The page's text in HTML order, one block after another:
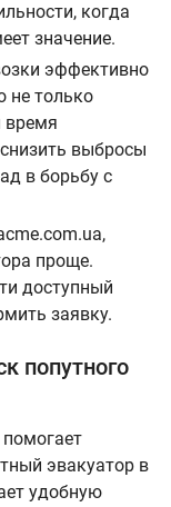
когда
значение.
эффективно
не только
время
выбросы
в борьбу с
проще.
доступный
заявку.
попутного
помогает
эвакуатор в
удобную